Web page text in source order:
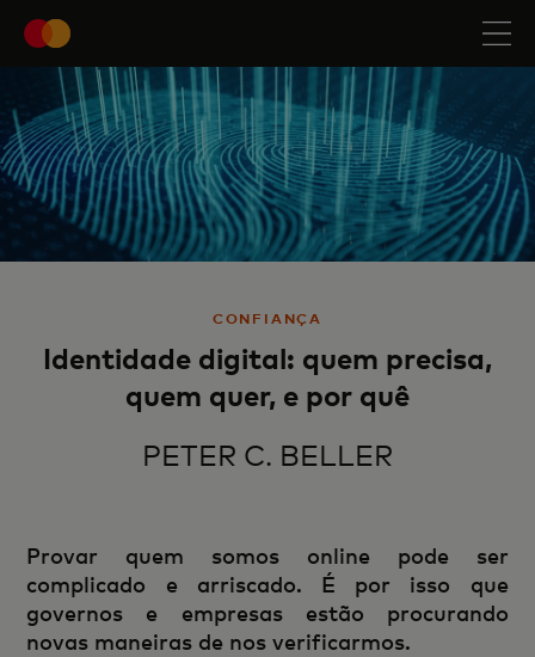
CONFIANÇA
Identidade digital: quem precisa,
quem quer, e por quê
PETER C. BELLER
Provar quem somos online pode ser
complicado e arriscado. É por isso que
governos e empresas estão procurando
novas maneiras de nos verificarmos.